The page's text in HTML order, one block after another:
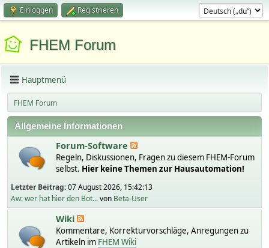
Einloggen Registrieren
FHEM Forum
Hauptmenü
FHEM Forum
Allgemeine Informationen
Forum-Software
Regeln, Diskussionen, Fragen zu diesem FHEM-Forum
selbst. Hier keine Themen zur Hausautomation!
Letzter Beitrag:07 August 2026, 15:42:13
Aw: wer hat hier den Bot...von Beta-User
Wiki
Kommentare, Korrekturvorschläge, Anregungen zu
Artikeln im FHEM Wiki